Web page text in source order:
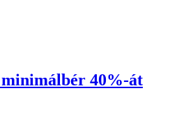
minimálbér 40%-át